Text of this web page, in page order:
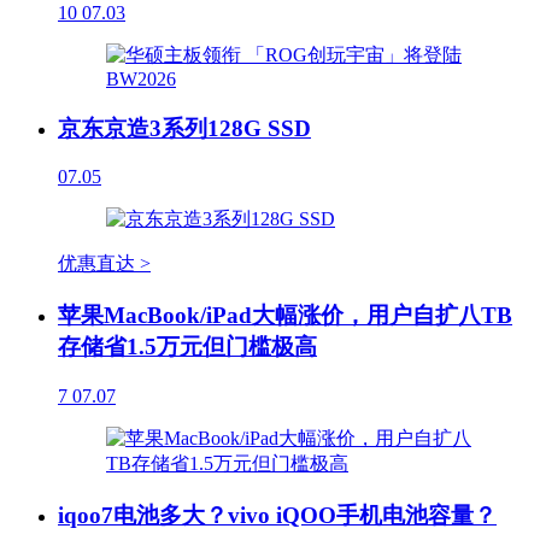
10 07.03
京东京造3系列128G SSD
07.05
优惠直达 >
苹果MacBook/iPad大幅涨价，用户自扩八TB
存储省1.5万元但门槛极高
7 07.07
iqoo7电池多大？vivo iQOO手机电池容量？